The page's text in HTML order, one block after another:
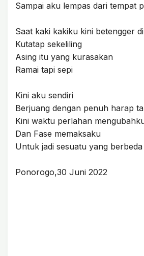
Sampai aku lempas dari tempat
Saat kaki kakiku kini betengger
Kutatap sekeliling
Asing itu yang kurasakan
Ramai tapi sepi
Kini aku sendiri
Berjuang dengan penuh harap
Kini waktu perlahan
Dan Fase memaksaku
Untuk jadi sesuatu yang berbeda
Ponorogo,30 Juni 2022